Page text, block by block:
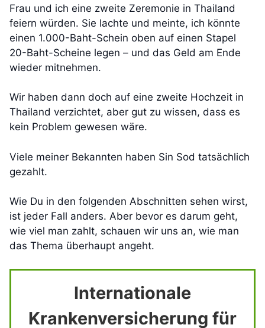
Frau und ich eine zweite Zeremonie in Thailand
feiern würden. Sie lachte und meinte, ich könnte
einen 1.000-Baht-Schein oben auf einen Stapel
20-Baht-Scheine legen – und das Geld am Ende
wieder mitnehmen.
Wir haben dann doch auf eine zweite Hochzeit in
Thailand verzichtet, aber gut zu wissen, dass es
kein Problem gewesen wäre.
Viele meiner Bekannten haben Sin Sod tatsächlich
gezahlt.
Wie Du in den folgenden Abschnitten sehen wirst,
ist jeder Fall anders. Aber bevor es darum geht,
wie viel man zahlt, schauen wir uns an, wie man
das Thema überhaupt angeht.
Internationale
Krankenversicherung für